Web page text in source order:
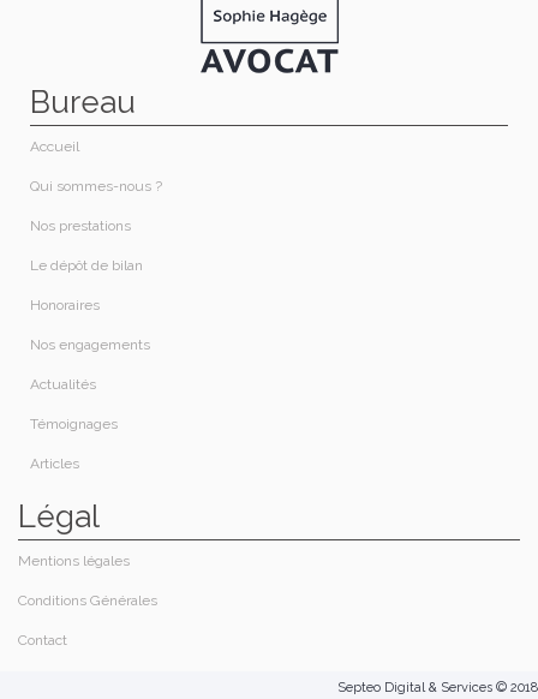
Bureau
Accueil
Qui sommes-nous ?​
Nos prestations​
Le dépôt de bilan
Honoraires​
Nos engagements
Actualités
Témoignages
Articles
Légal
Contact
Mentions légales
Conditions Générales
Septeo Digital & Services © 2018